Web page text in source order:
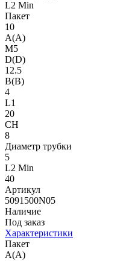
L2 Min
Пакет
10
A(A)
M5
D(D)
12.5
B(B)
4
L1
20
CH
8
Диаметр трубки
5
L2 Min
40
Артикул
5091500N05
Наличие
Под заказ
Характеристики
Пакет
A(A)